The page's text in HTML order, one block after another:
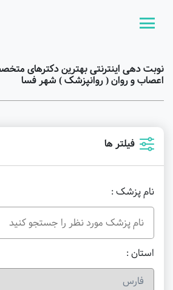
نوبت دهی اینترنتی بهترین دکترهای
اعصاب و روان ( روانپزشک ) شهر فسا
فیلتر ها
نام پزشک :
استان :